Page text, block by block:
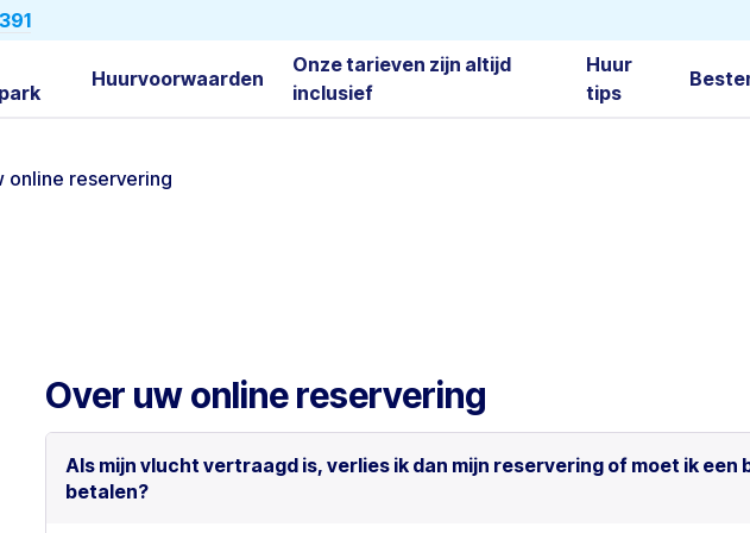
Huurvoorwaarden
Onze tarieven zijn altijd
inclusief
Huur
tips
online reservering
Over uw online reservering
Als mijn vlucht vertraagd is, verlies ik dan mijn reservering of moet ik een
betalen?